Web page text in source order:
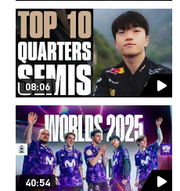
08:06
40:54